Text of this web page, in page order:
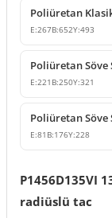
E:267B:652Y:493
E:221 B:250Y:321
E:81 B:176Y:228
P1456D135VI
radiüslü tac